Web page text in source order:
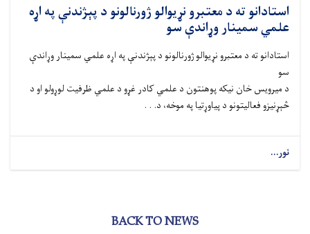
استادانو ته د معتبرو نړیوالو ژورنالونو د پېژندنې په اړه
علمي سمینار وړاندې سو
استادانو ته د معتبرو نړیوالو ژورنالونو د پېژندنې په اړه علمي سمینار وړاندې
سو
د میرویس خان نیکه پوهنتون د علمي کادر غړو د علمي ظرفیت لوړولو او د
څېړنیزو فعالیتونو د پیاوړتیا په موخه، د. . .
نور...
BACK TO NEWS